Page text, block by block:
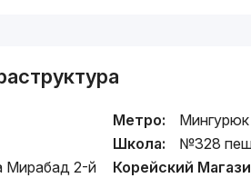
Мирабад 2-й
Метро:
Школа:
№328
Корейский